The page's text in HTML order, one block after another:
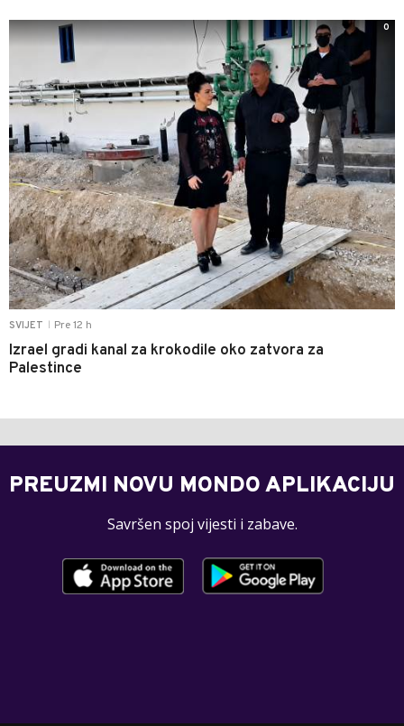
SVIJET Pre 12 h
Izrael gradi kanal za krokodile oko zatvora za
Palestince
0
PREUZMI NOVU MONDO APLIKACIJU
Savršen spoj vijesti i zabave.